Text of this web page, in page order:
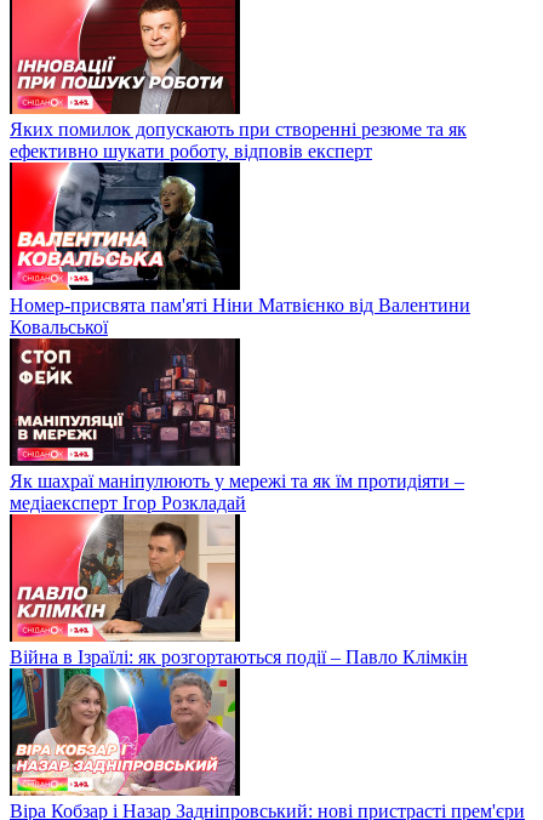
Яких помилок допускають при створенні резюме та як
ефективно шукати роботу, відповів експерт
Номер-присвята пам'яті Ніни Матвієнко від Валентини
Ковальської
Як шахраї маніпулюють у мережі та як їм протидіяти –
медіаексперт Ігор Розкладай
Війна в Ізраїлі: як розгортаються події – Павло Клімкін
Віра Кобзар і Назар Задніпровський: нові пристрасті прем'єри